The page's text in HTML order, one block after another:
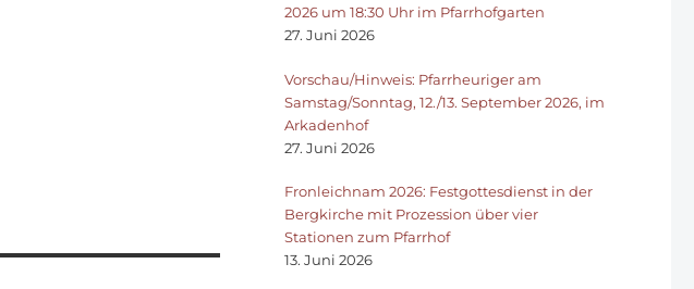
2026 um 18:30 Uhr im Pfarrhofgarten
27. Juni 2026
Vorschau/Hinweis: Pfarrheuriger am
Samstag/Sonntag, 12./13. September 2026, im
Arkadenhof
27. Juni 2026
Fronleichnam 2026: Festgottesdienst in der
Bergkirche mit Prozession über vier
Stationen zum Pfarrhof
13. Juni 2026